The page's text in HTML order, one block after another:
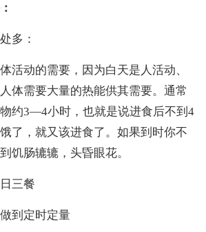
多：
动的需要，因为白天是人活动、
体需要大量的热能供其需要。通常
约3—4小时，也就是说进食后不到4
了，就又该进食了。如果到时你不
饥肠辘辘，头昏眼花。
三餐
定时定量